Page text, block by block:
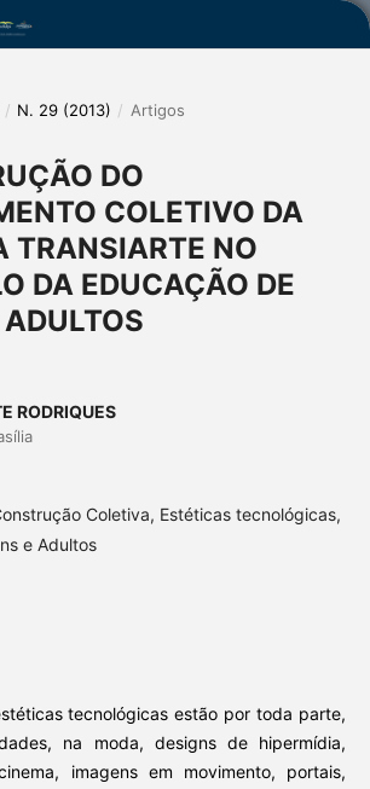
/ N. 29 (2013) / Artigos
DO
COLETIVO DA
TRANSIARTE NO
DA EDUCAÇÃO DE
RODRIQUES
Coletiva, Estéticas tecnológicas,
e Adultos
tecnológicas estão por toda parte,
na moda, designs de hipermídia,
imagens em movimento, portais,